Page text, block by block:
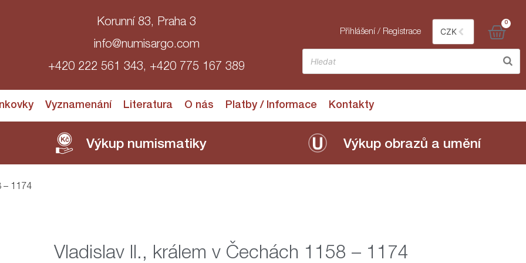
Korunní 83, Praha 3
info@numisargo.com
+420 222 561 343, +420 775 167 389
Přihlášení / Registrace CZK
0
Vyznamenání Literatura O nás Platby / Informace Kontakty
Výkup numismatiky Výkup obrazů a umění
– 1174
Vladislav II., králem v Čechách 1158 – 1174